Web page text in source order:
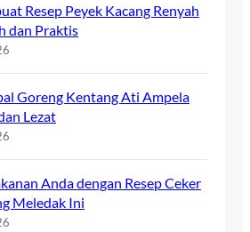
Resep Peyek Kacang Renyah
dan Praktis
Goreng Kentang Ati Ampela
Lezat
Anda dengan Resep Ceker
Meledak Ini